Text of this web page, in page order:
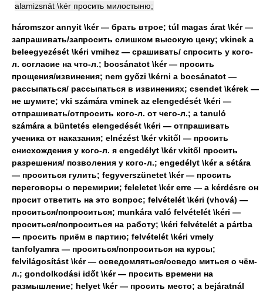
alamizsnát \kér просить милостыню;
háromszor annyit \kér — брать втрое; túl magas árat \kér —
запрашивать/запросить слишком высокую цену; vkinek a
beleegyezését \kéri vmihez — срашивать/ спросить у кого-
л. согласие на что-л.; bocsánatot \kér — просить
прощения/извинения; nem győzi \kérni a bocsánatot —
рассыпаться/ рассыпаться в извинениях; csendet \kérek —
не шумите; vki számára vminek az elengedését \kéri —
отпрашивать/отпросить кого-л. от чего-л.; a tanuló
számára a büntetés elengedését \kéri — отпрашивать
ученика от наказания; elnézést \kér vkitől — просить
снисхождения у кого-л. я engedélyt \kér vkitől просить
разрешения/ позволения у кого-л.; engedélyt \kér a sétára
— проситься гулить; fegyverszünetet \kér — просить
переговоры о перемирии; feleletet \kér erre — а kérdésre он
просит ответить на это вопрос; felvételét \kéri (vhová) —
проситься/попроситься; munkára való felvételét \kéri —
проситься/попроситься на работу; \kéri felvételét a pártba
— просить приём в партию; felvételét \kéri vmely
tanfolyamra — проситься/попроситься на курсы;
felvilágosítást \kér — осведомляться/осведо миться о чём-
л.; gondolkodási időt \kér — просить времени на
размышление; helyet \kér — просить место; a bejáratnál